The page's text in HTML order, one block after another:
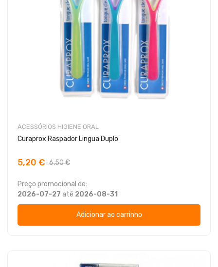
ACESSÓRIOS HIGIENE ORAL
Curaprox Raspador Lingua Duplo
5,20 € 6,50 €
Preço promocional de:
2026-07-27 até 2026-08-31
Adicionar ao carrinho